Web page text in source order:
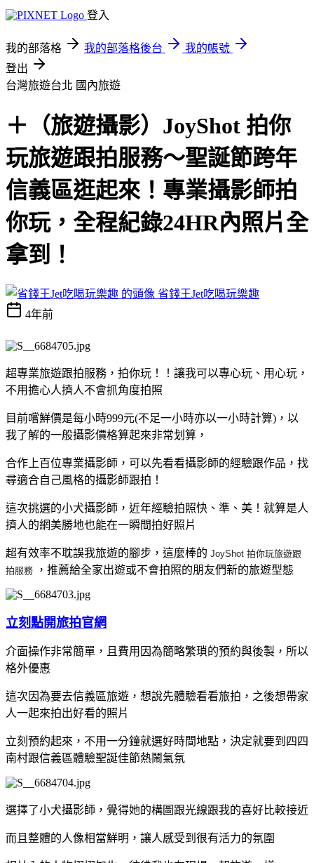
登入
我的部落格 我的部落格後台
我的帳號
登出
台灣旅遊台北 國內旅遊
＋（旅遊攝影）JoyShot 拍你
玩旅遊跟拍服務～聖誕節跨年
信義區逛起來！專業攝影師拍
你玩，全程紀錄24HR內照片全
拿到！
省錢王Jet吃喝玩樂趣
4年前
超專業旅遊跟拍服務，拍你玩！！讓我可以專心玩、用心玩，
不用擔心人擠人不會抓角度拍照
目前嚐鮮價是每小時999元(不足一小時亦以一小時計算)，以
我了解的一般攝影價格算起來非常划算，
合作上百位專業攝影師，可以先看看攝影師的經驗跟作品，找
尋適合自己風格的攝影師跟拍！
這次挑選的小犬攝影師，近年經驗拍照快、準、美！就算是人
擠人的網美勝地也能在一瞬間拍好照片
超有效率不耽誤我旅遊的腳步，這麼棒的 JoyShot 拍你玩旅遊跟
拍服務 ，推薦給全家出遊或不會拍照的朋友們新的旅遊型態
立刻點開旅拍官網
介面操作非常簡單，且費用因為簡略繁瑣的預約與後製，所以
格外優惠
這次因為要去信義區旅遊，想說先體驗看看旅拍，之後想帶家
人一起來拍出好看的照片
立刻預約起來，不用一分鐘就選好時間地點，決定就要到四四
南村跟信義區體驗聖誕佳節熱鬧氣氛
選擇了小犬攝影師，覺得她的構圖跟光線跟我的喜好比較接近
而且整體的人像相當鮮明，讓人感受到很有活力的氛圍